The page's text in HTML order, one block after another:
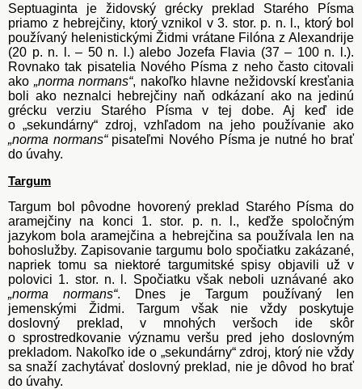
Septuaginta je židovský grécky preklad Starého Písma
priamo z hebrejčiny, ktorý vznikol v 3. stor. p. n. l., ktorý bol
používaný helenistickými Židmi vrátane Filóna z Alexandrije
(20 p. n. l. – 50 n. l.) alebo Jozefa Flavia (37 – 100 n. l.).
Rovnako tak pisatelia Nového Písma z neho často citovali
ako „norma normans“, nakoľko hlavne nežidovskí kresťania
boli ako neznalci hebrejčiny naň odkázaní ako na jedinú
grécku verziu Starého Písma v tej dobe. Aj keď ide
o „sekundárny“ zdroj, vzhľadom na jeho používanie ako
„norma normans“pisateľmi Nového Písma je nutné ho brať
do úvahy.
Targum
Targum bol pôvodne hovorený preklad Starého Písma do
aramejčiny na konci 1. stor. p. n. l., keďže spoločným
jazykom bola aramejčina a hebrejčina sa používala len na
bohoslužby. Zapisovanie targumu bolo spočiatku zakázané,
napriek tomu sa niektoré targumitské spisy objavili už v
polovici 1. stor. n. l. Spočiatku však neboli uznávané ako
„norma normans“. Dnes je Targum používaný len
jemenskými Židmi. Targum však nie vždy poskytuje
doslovný preklad, v mnohých veršoch ide skôr
o sprostredkovanie významu veršu pred jeho doslovným
prekladom. Nakoľko ide o „sekundárny“ zdroj, ktorý nie vždy
sa snaží zachytávať doslovný preklad, nie je dôvod ho brať
do úvahy.